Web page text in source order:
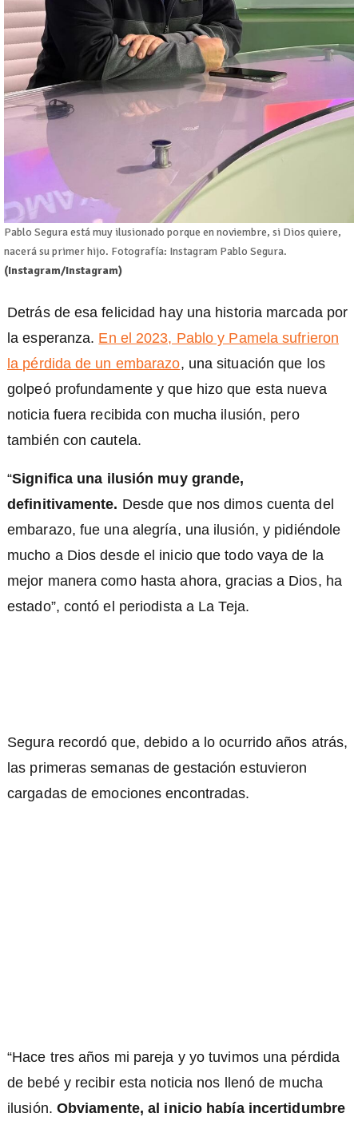
Pablo Segura está muy ilusionado porque en noviembre, si Dios quiere,
nacerá su primer hijo. Fotografía: Instagram Pablo Segura.
(Instagram/Instagram)
Detrás de esa felicidad hay una historia marcada por
la esperanza. En el 2023, Pablo y Pamela sufrieron
la pérdida de un embarazo, una situación que los
golpeó profundamente y que hizo que esta nueva
noticia fuera recibida con mucha ilusión, pero
también con cautela.
“Significa una ilusión muy grande,
definitivamente. Desde que nos dimos cuenta del
embarazo, fue una alegría, una ilusión, y pidiéndole
mucho a Dios desde el inicio que todo vaya de la
mejor manera como hasta ahora, gracias a Dios, ha
estado”, contó el periodista a La Teja.
Segura recordó que, debido a lo ocurrido años atrás,
las primeras semanas de gestación estuvieron
cargadas de emociones encontradas.
“Hace tres años mi pareja y yo tuvimos una pérdida
de bebé y recibir esta noticia nos llenó de mucha
ilusión. Obviamente, al inicio había incertidumbre